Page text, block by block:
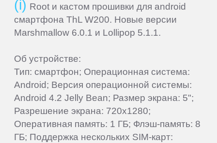
Root и кастом прошивки для android
смартфона ThL W200. Новые версии
Marshmallow 6.0.1 и Lollipop 5.1.1.
Об устройстве:
Тип: смартфон; Операционная система:
Android; Версия операционной системы:
Android 4.2 Jelly Bean; Размер экрана: 5";
Разрешение экрана: 720x1280;
Оперативная память: 1 ГБ; Флэш-память: 8
ГБ; Поддержка нескольких SIM-карт:
Fujitsu
General
GEOFOX
Gigaset
Ginzzu